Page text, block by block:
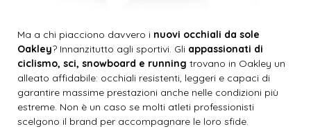
Ma a chi piacciono davvero i nuovi occhiali da sole
Oakley? Innanzitutto agli sportivi. Gli appassionati di
ciclismo, sci, snowboard e running trovano in Oakley un
alleato affidabile: occhiali resistenti, leggeri e capaci di
garantire massime prestazioni anche nelle condizioni più
estreme. Non è un caso se molti atleti professionisti
scelgono il brand per accompagnare le loro sfide.